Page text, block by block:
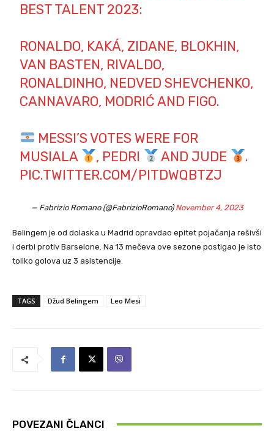
BEST TALENT 2023:
RONALDO, KAKÁ, ZIDANE, BLOKHIN,
VAN BASTEN, RIVALDO,
RONALDINHO, NEDVED SHEVCHENKO,
CANNAVARO, MODRIĆ AND FIGO.
MESSI’S VOTES WERE FOR
MUSIALA
, PEDRI AND JUDE
.
PIC.TWITTER.COM/PITDWQBTZJ
— Fabrizio Romano (@FabrizioRomano)November 4, 2023
Belingem je od dolaska u Madrid opravdao epitet pojačanja rešivši
i derbi protiv Barselone. Na 13 mečeva ove sezone postigao je isto
toliko golova uz 3 asistencije.
TAGS Džud Belingem Leo Mesi
POVEZANI ČLANCI